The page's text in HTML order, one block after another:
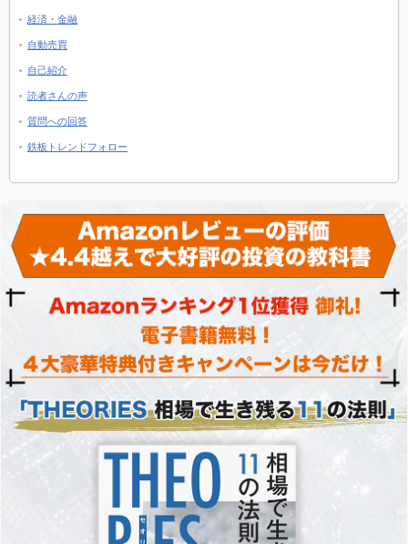
経済・金融
自動売買
自己紹介
読者さんの声
質問への回答
鉄板トレンドフォロー